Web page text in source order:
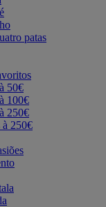
patas
50€
100€
250€
à 250€